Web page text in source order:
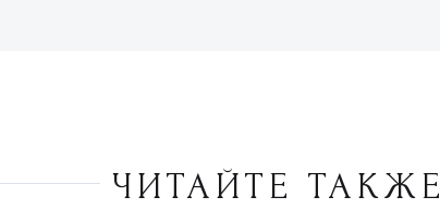
ЧИТАЙТЕ ТАКЖЕ